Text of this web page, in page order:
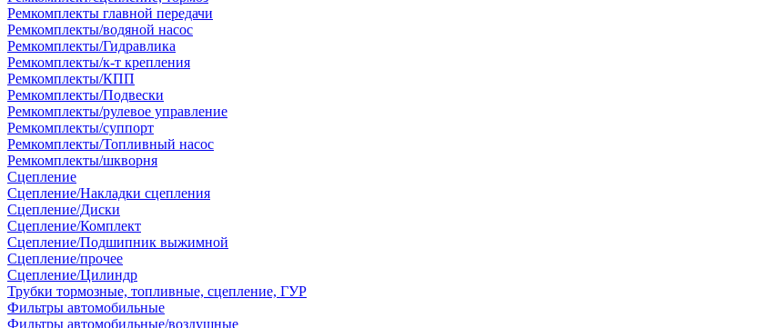
Ремкомплекты главной передачи
Ремкомплекты/водяной насос
Ремкомплекты/Гидравлика
Ремкомплекты/к-т крепления
Ремкомплекты/КПП
Ремкомплекты/Подвески
Ремкомплекты/рулевое управление
Ремкомплекты/суппорт
Ремкомплекты/Топливный насос
Ремкомплекты/шкворня
Сцепление
Сцепление/Накладки сцепления
Сцепление/Диски
Сцепление/Комплект
Сцепление/Подшипник выжимной
Сцепление/прочее
Сцепление/Цилиндр
Трубки тормозные, топливные, сцепление, ГУР
Фильтры автомобильные
Фильтры автомобильные/воздушные